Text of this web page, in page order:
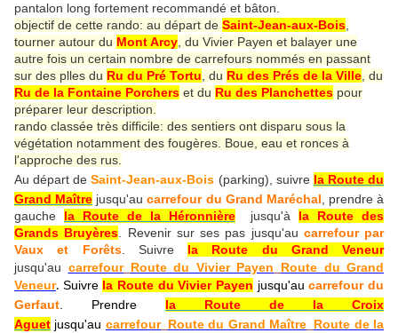
pantalon long fortement recommandé et bâton.
objectif de cette rando: au départ de Saint-Jean-aux-Bois
tourner autour du Mont Arcy , du Vivier Payen et balayer une
autre fois un certain nombre de carrefours nommés en passant
sur des plles du Ru du Pré Tortu , du Ru des Prés de la Ville , du
Ru de la Fontaine Porchers et du Ru des Planchettes pour
préparer leur description.
rando classée très difficile: des sentiers ont disparu sous la
végétation notamment des fougères. Boue, eau et ronces à
l'approche des rus.
Au départ deSaint-Jean-aux-Bois (parking), suivre la Route du
Grand Maître jusqu'aucarrefour du Grand Maréchal , prendre à
gauche la Route de la Héronnièrejusqu'à la Route des
Grands Bruyères . Revenir sur ses pas jusqu'au carrefour par
Vaux et Forêts. Suivre la Route du Grand Veneur
jusqu'au carrefour_Route du Vivier Payen_Route du Grand
Veneur. Suivre la Route du Vivier Payen jusqu'aucarrefour du
Gerfaut . Prendre la Route de la Croix
Aguet jusqu'au carrefour_Route du Grand Maître_Route de la